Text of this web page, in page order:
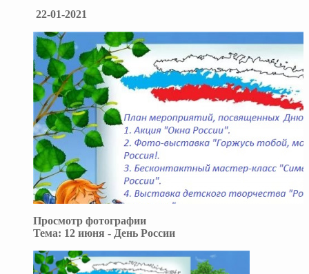
22-01-2021
Просмотр фотографии
Тема: 12 июня - День России